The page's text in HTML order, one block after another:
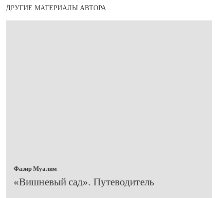
ДРУГИЕ МАТЕРИАЛЫ АВТОРА
Фазир Муалим
​«Вишневый сад». Путеводитель